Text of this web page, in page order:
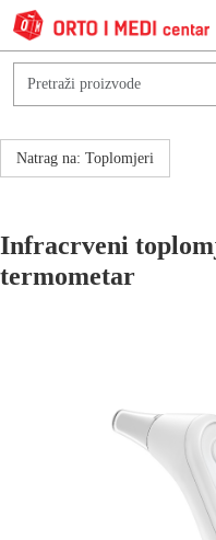
Natrag na: Toplomjeri
Infracrveni
termometar